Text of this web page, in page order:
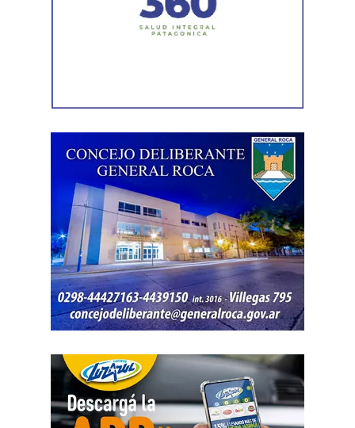
interamericano de derechos humanos. Por eso es que
esta comisión debe actuar».
vida, como las tarifas de transporte, telefonía celular,
internet, luz y gas. Todo eso produjo una caída del salario
que tiene un impacto directo e indirecto sobre las
«Estamos viviendo una brutal disputa por el tiempo.
Mientras la reforma laboral ataca una de las conquistas
fundacionales como la jornada de 8 horas, instalando un
banco de horas flexible, que borra los límites entre lo
personal y lo laboral, debemos recurrir a varios empleos
para poder sostener la vida», dijo Chevalier y subrayó
asimétrica sobre las mujeres, provoca una crisis sobre los
cuidados y desorganiza los hogares».
Al abordar la persecución política a sindicalistas y